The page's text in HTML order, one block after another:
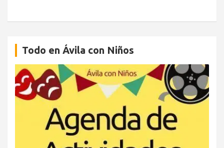
Todo en Ávila con Niños